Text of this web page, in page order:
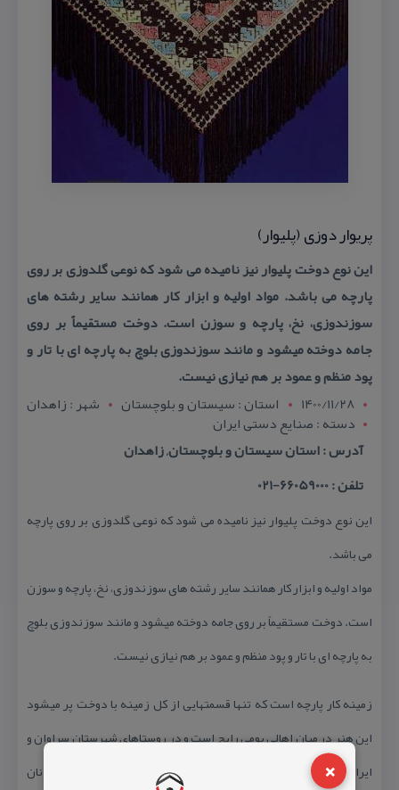
×
پریوار دوزی (پلیوار)
این نوع دوخت پلیوار نیز نامیده می شود كه نوعی گلدوزی بر روی
پارچه می باشد. مواد اولیه و ابزار كار همانند سایر رشته های
سوزندوزی، نخ، پارچه و سوزن است. دوخت مستقیماً بر روی
جامه دوخته میشود و مانند سوزندوزی بلوچ به پارچه ای با تار و
پود منظم و عمود بر هم نیازی نیست.
1400/11/28
استان : سيستان و بلوچستان شهر : زاهدان
دسته : صنایع دستی ایران
آدرس : استان سیستان و بلوچستان, زاهدان
تلفن : 66059000-021
این نوع دوخت پلیوار نیز نامیده می شود كه نوعی گلدوزی بر روی پارچه
می باشد.
مواد اولیه و ابزار كار همانند سایر رشته های سوزندوزی، نخ، پارچه و سوزن
است. دوخت مستقیماً بر روی جامه دوخته میشود و مانند سوزندوزی بلوچ
به پارچه ای با تار و پود منظم و عمود بر هم نیازی نیست.
زمینه كار پارچه است كه تنها قسمتهایی از كل زمینه با دوخت پر میشود
این هنر در میان اهالی بومی رایج است و در روستاهای شهرستان سراوان و
ایرانشهر بكار می رود پریوار، بیشتر بر روی حاشیه روسری و اشارپ زنان